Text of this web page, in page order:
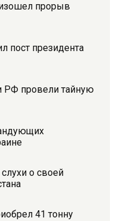
прорыв
пост президента
РФ провели тайную
о своей
41 тонну